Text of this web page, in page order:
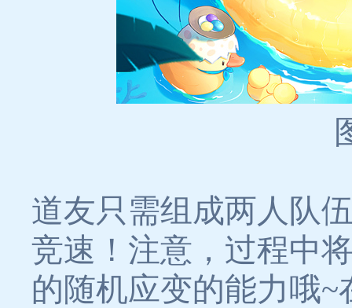
道友只需组成两人队
竞速！注意，过程中
的随机应变的能力哦